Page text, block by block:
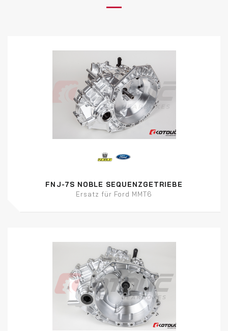
FNJ-7S NOBLE SEQUENZGETRIEBE
Ersatz für Ford MMT6